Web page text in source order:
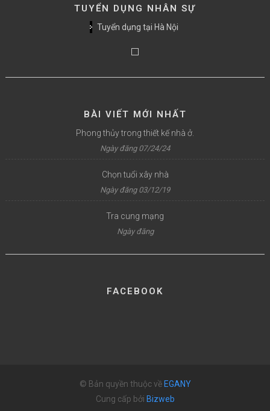
TUYỂN DỤNG NHÂN SỰ
Tuyển dụng tại Hà Nội
BÀI VIẾT MỚI NHẤT
Phong thủy trong thiết kế nhà ở.
Ngày đăng 07/24/24
Chọn tuổi xây nhà
Ngày đăng 03/12/19
Tra cung mạng
Ngày đăng
FACEBOOK
© Bản quyền thuộc về EGANY
Cung cấp bởi Bizweb